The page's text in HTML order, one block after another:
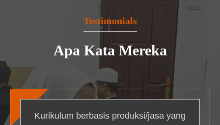
Testimonials
Apa Kata Mereka
Kurikulum berbasis produksi/jasa yang